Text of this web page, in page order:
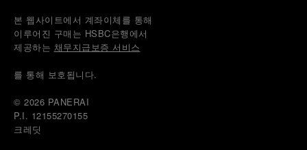
본 웹사이트에서 계좌이체를 통해
이루어진 구매는 HSBC은행에서
제공하는 채무지급보증 서비스
를 통해 보호됩니다.
© 2026 PANERAI
P.I. 12155270155
크레딧